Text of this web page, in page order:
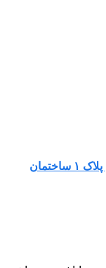
تهران خیابان ستارخان خیابان کوثر دوم پلاک ۱ ساختمان